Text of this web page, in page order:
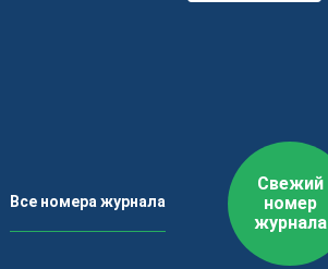
Свежий
номер
журнала
Все номера журнала